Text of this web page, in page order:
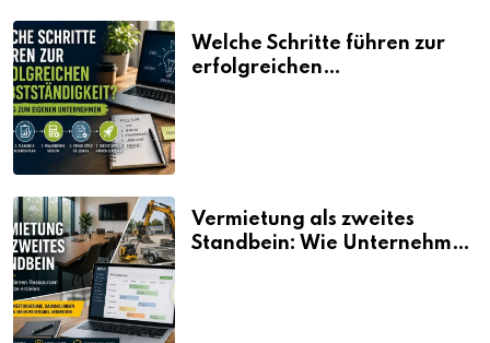
Welche Schritte führen zur
erfolgreichen
Vermietung als zweites
Standbein: Wie Unternehmen